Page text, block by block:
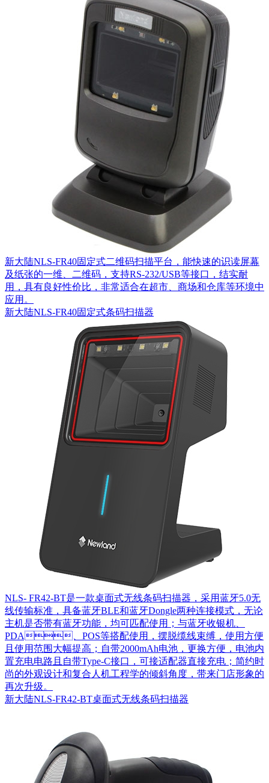
新大陆NLS-FR40固定式二维码扫描平台，能快速的识读屏幕
及纸张的一维、二维码，支持RS-232/USB等接口，结实耐
用，具有良好性价比，非常适合在超市、商场和仓库等环境中
应用。
新大陆NLS-FR40固定式条码扫描器
NLS- FR42-BT是一款桌面式无线条码扫描器，采用蓝牙5.0无
线传输标准，具备蓝牙BLE和蓝牙Dongle两种连接模式，无论
主机是否带有蓝牙功能，均可匹配使用；与蓝牙收银机、
PDA、POS等搭配使用，摆脱缆线束缚，使用方便
且使用范围大幅提高；自带2000mAh电池，更换方便，电池内
置充电电路且自带Type-C接口，可接适配器直接充电；简约时
尚的外观设计和复合人机工程学的倾斜角度，带来门店形象的
再次升级。
新大陆NLS-FR42-BT桌面式无线条码扫描器